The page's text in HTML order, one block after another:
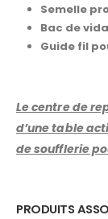
Semelle
Bac de
Guide fil
Le centre de
d’une table
de soufflerie
PRODUITS